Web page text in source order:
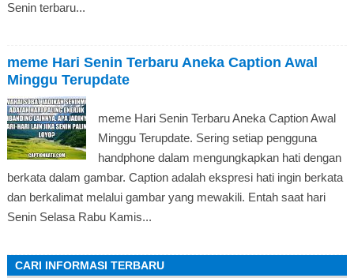
Senin terbaru...
meme Hari Senin Terbaru Aneka Caption Awal
Minggu Terupdate
meme Hari Senin Terbaru Aneka Caption Awal
Minggu Terupdate. Sering setiap pengguna
handphone dalam mengungkapkan hati dengan
berkata dalam gambar. Caption adalah ekspresi hati ingin berkata
dan berkalimat melalui gambar yang mewakili. Entah saat hari
Senin Selasa Rabu Kamis...
CARI INFORMASI TERBARU